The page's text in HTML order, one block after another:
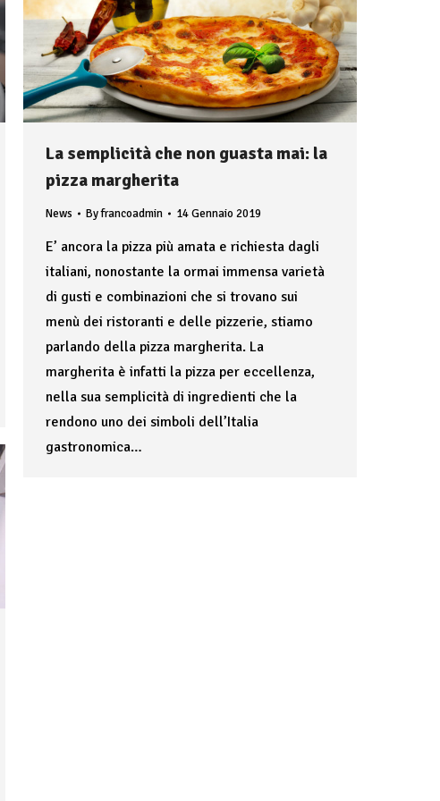
La semplicità che non guasta mai: la
pizza margherita
News Byfrancoadmin 14 Gennaio 2019
E’ ancora la pizza più amata e richiesta dagli
italiani, nonostante la ormai immensa varietà
di gusti e combinazioni che si trovano sui
menù dei ristoranti e delle pizzerie, stiamo
parlando della pizza margherita. La
margherita è infatti la pizza per eccellenza,
nella sua semplicità di ingredienti che la
rendono uno dei simboli dell’Italia
gastronomica…